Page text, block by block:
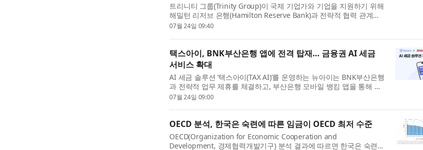
트리니티 그룹(Trinity Group)이 국제 기업가와 기업을 지원하기 위해
해밀턴 리저브 은행(Hamilton Reserve Bank)과 전략적 협력 관계를
구축하고, 네비스 국제사업회사(Nevis International Business
07월 24일 09:40
택스아이, BNK부산은행 앱에 전격 탑재… 금융권 AI 세금
서비스 확대
AI 세금 솔루션 ‘택스아이(TAX AI)’를 운영하는 뉴아이는 BNK부산은행
과 전략적 업무 제휴를 체결하고, 부산은행 모바일 뱅킹 앱을 통해 택
스아이를 본격적으로 제공한다. 이번 제휴를 통해 택스아이는 부산은
07월 24일 09:00
OECD 분석, 한국은 숙련에 따른 임금이 OECD 최저 수준
OECD(Organization for Economic Cooperation and
Development, 경제협력개발기구) 분석 결과에 따르면 한국은 숙련